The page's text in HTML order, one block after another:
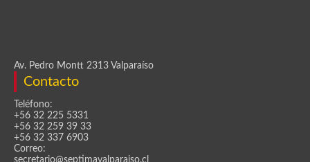
Av. Pedro Montt 2313 Valparaíso
Contacto
Teléfono:
+56 32 225 5331
+56 32 259 39 33
+56 32 337 6903
Correo:
secretario@septimavalparaiso.cl